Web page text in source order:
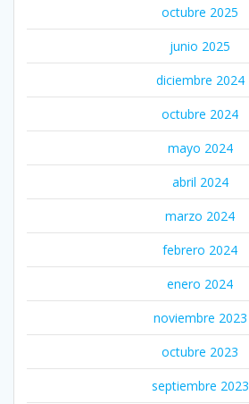
octubre 2025
junio 2025
diciembre 2024
octubre 2024
mayo 2024
abril 2024
marzo 2024
febrero 2024
enero 2024
noviembre 2023
octubre 2023
septiembre 2023